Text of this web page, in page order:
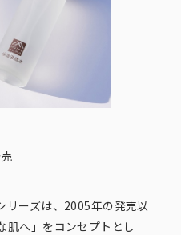
リーズは、2005年の発売以
肌へ」をコンセプトとし